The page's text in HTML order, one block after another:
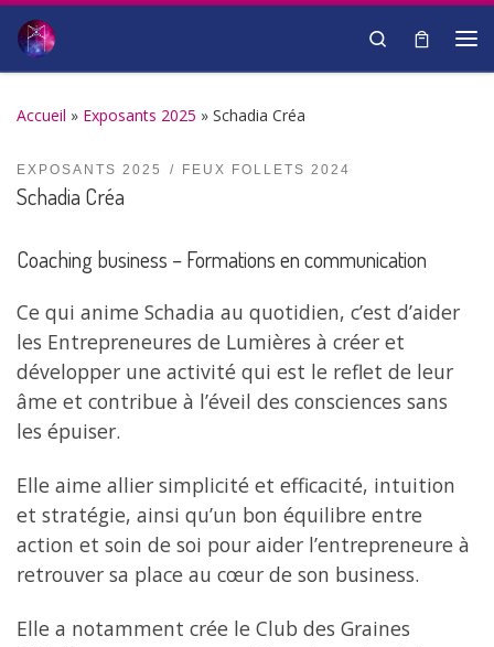
Passer au contenu
Search
Accueil » Exposants 2025 » Schadia Créa
EXPOSANTS 2025 FEUX FOLLETS 2024
Schadia Créa
Coaching business – Formations en communication
Ce qui anime Schadia au quotidien, c’est d’aider
les Entrepreneures de Lumières à créer et
développer une activité qui est le reflet de leur
âme et contribue à l’éveil des consciences sans
les épuiser.
Elle aime allier simplicité et efficacité, intuition
et stratégie, ainsi qu’un bon équilibre entre
action et soin de soi pour aider l’entrepreneure à
retrouver sa place au cœur de son business.
Elle a notamment crée le Club des Graines